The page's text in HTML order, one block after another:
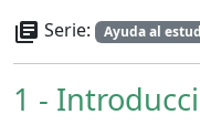
library_books Serie: Ayuda al
1 -